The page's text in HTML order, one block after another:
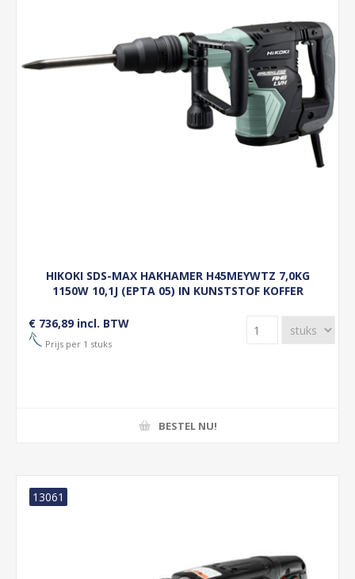
HIKOKI SDS-MAX HAKHAMER H45MEYWTZ 7,0KG
1150W 10,1J (EPTA 05) IN KUNSTSTOF KOFFER
€ 736,89 incl. BTW
Prijs per 1 stuks
BESTEL NU!
13061